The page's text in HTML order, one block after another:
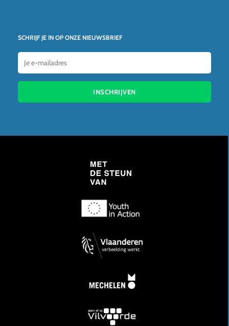
SCHRIJF JE IN OP ONZE NIEUWSBRIEF
INSCHRIJVEN